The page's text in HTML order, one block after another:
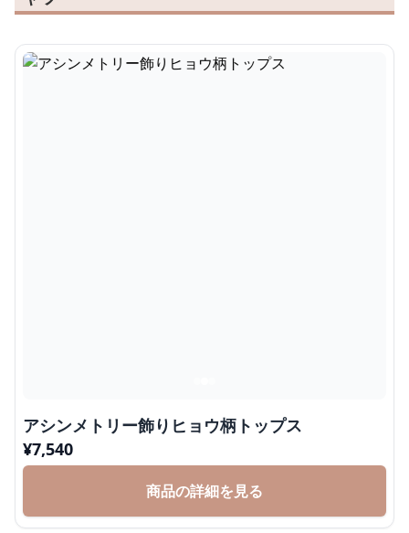
アシンメトリー飾りヒョウ柄トップス
¥7,540
商品の詳細を見る